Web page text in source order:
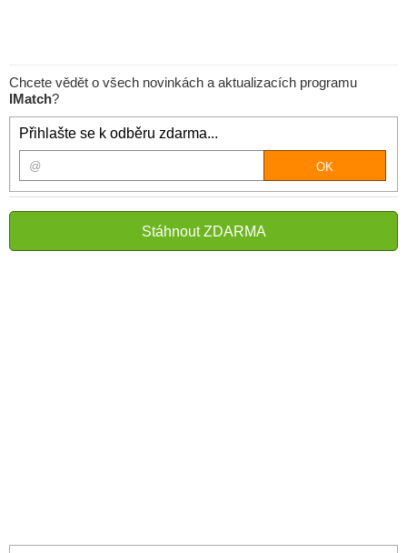
Chcete vědět o všech novinkách a aktualizacích programu
IMatch?
Přihlašte se k odběru zdarma...
Stáhnout ZDARMA